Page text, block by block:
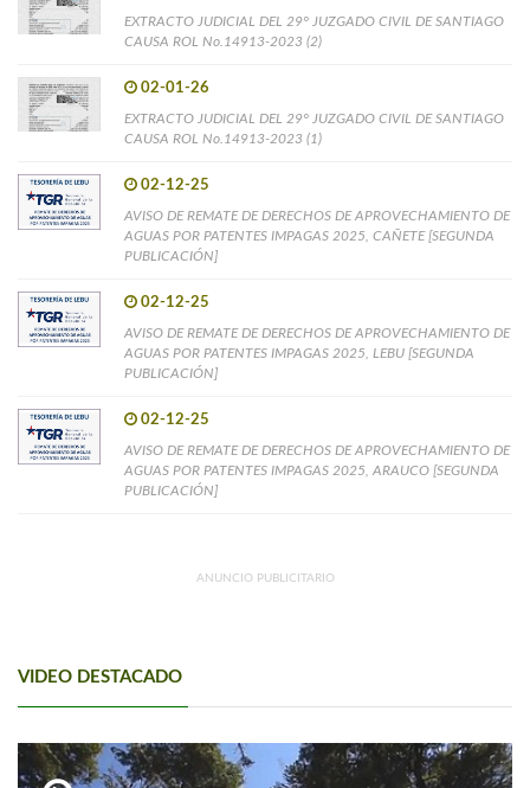
EXTRACTO JUDICIAL DEL 29° JUZGADO CIVIL DE SANTIAGO
CAUSA ROL No.14913-2023 (2)
02-01-26
EXTRACTO JUDICIAL DEL 29° JUZGADO CIVIL DE SANTIAGO
CAUSA ROL No.14913-2023 (1)
02-12-25
AVISO DE REMATE DE DERECHOS DE APROVECHAMIENTO DE
AGUAS POR PATENTES IMPAGAS 2025, CAÑETE [SEGUNDA
PUBLICACIÓN]
02-12-25
AVISO DE REMATE DE DERECHOS DE APROVECHAMIENTO DE
AGUAS POR PATENTES IMPAGAS 2025, LEBU [SEGUNDA
PUBLICACIÓN]
02-12-25
AVISO DE REMATE DE DERECHOS DE APROVECHAMIENTO DE
AGUAS POR PATENTES IMPAGAS 2025, ARAUCO [SEGUNDA
PUBLICACIÓN]
ANUNCIO PUBLICITARIO
VIDEO DESTACADO